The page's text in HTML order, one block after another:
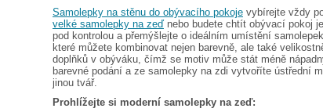
Samolepky na stěnu do obývacího pokoje vybírejte vždy
velké samolepky na zeďnebo budete chtít obývací pokoj
pod kontrolou a přemýšlejte o ideálním umístění
které můžete kombinovat nejen barevně, ale také
doplňků v obýváku, čímž se motiv může stát méně
barevné podání a ze samolepky na zdi vytvoříte ústřední
jinou tvář.
Prohlížejte si moderní samolepky na zeď: